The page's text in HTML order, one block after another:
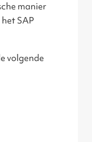
manier
SAP
volgende